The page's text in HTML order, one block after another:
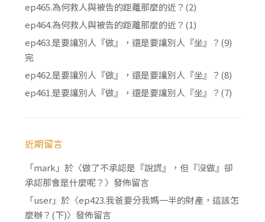
ep465.為何救人與被告的距離那麼的近？(2)
ep464.為何救人與被告的距離那麼的近？(1)
ep463.是要讓別人『做』，還是要讓別人『坐』？(9)
完
ep462.是要讓別人『做』，還是要讓別人『坐』？(8)
ep461.是要讓別人『做』，還是要讓別人『坐』？(7)
近期留言
「mark」於〈做了不承認是『說謊』，但『沒做』卻
承認那會是什麼呢？ 〉發佈留言
「user」於〈ep423.我爸要分我媽一半的財產，這該怎
麼辦？(下)〉發佈留言